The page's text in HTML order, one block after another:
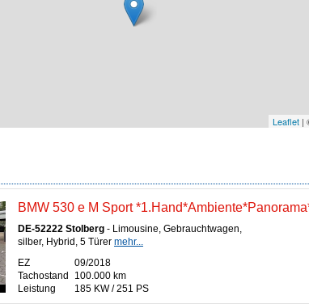
Leaflet |
BMW 530 e M Sport
DE-52222 Stolberg - Limousine, Gebrauchtwagen,
silber, Hybrid, 5 Türer mehr...
EZ
09/2018
Tachostand
100.000 km
Leistung
185 KW / 251 PS